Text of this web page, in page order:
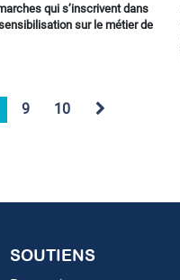
qui s’inscrivent dans
sur le métier de
9 10
SOUTIENS